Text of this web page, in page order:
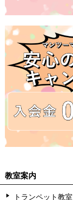
教室案内
トランペット教室